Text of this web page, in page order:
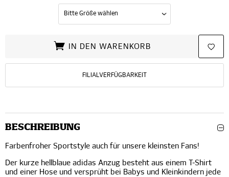
IN DEN WARENKORB
FILIALVERFÜGBARKEIT
BESCHREIBUNG
Farbenfroher Sportstyle auch für unsere kleinsten Fans!
Der kurze hellblaue adidas Anzug besteht aus einem T-Shirt
und einer Hose und versprüht bei Babys und Kleinkindern jede